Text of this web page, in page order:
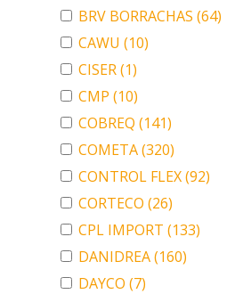
BRV BORRACHAS (64)
CAWU (10)
CISER(1)
CMP (10)
COBREQ (141)
COMETA(320)
CONTROL FLEX(92)
CORTECO (26)
CPL IMPORT (133)
DANIDREA(160)
DAYCO (7)